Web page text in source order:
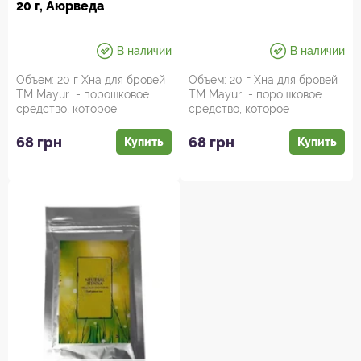
20 г, Аюрведа
В наличии
Объем: 20 г Хна для бровей
ТМ Mayur - порошковое
средство, которое
окрашивания бр...
68 грн Купить
В наличии
Объем: 20 г Хна для бровей
ТМ Mayur - порошковое
средство, которое
окрашивания бр...
68 грн Купить